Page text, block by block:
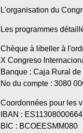
L'organisation du
Les programmes
Chèque à libeller à
X Congreso
Banque : Caja Rural
No du compte : 3080
Coordonnées pour les
IBAN :
BIC : BCOEESMM080